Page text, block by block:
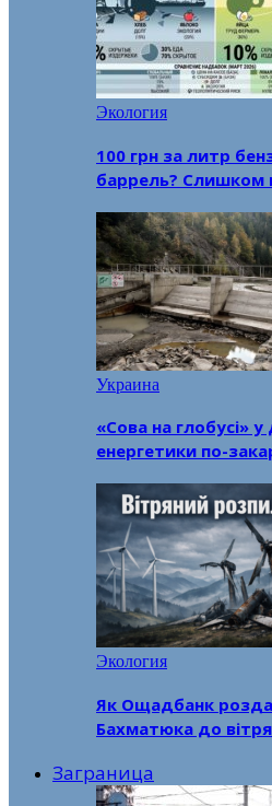
Экология
100 грн за литр
баррель?
Украина
«Сова на глобусі» у
енергетики по-
Экология
Як Ощадбанк
Бахматюка до
Заграница